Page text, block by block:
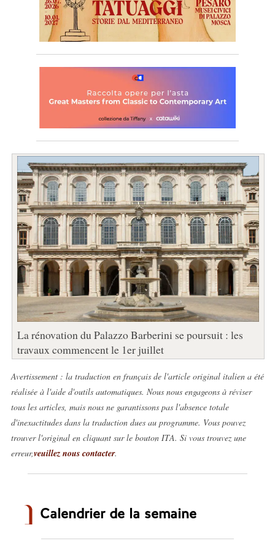
La rénovation du Palazzo Barberini se poursuit : les
travaux commencent le 1er juillet
Avertissement : la traduction en français de l'article original italien a été
réalisée à l'aide d'outils automatiques. Nous nous engageons à réviser
tous les articles, mais nous ne garantissons pas l'absence totale
d'inexactitudes dans la traduction dues au programme. Vous pouvez
trouver l'original en cliquant sur le bouton ITA. Si vous trouvez une
erreur,veuillez nous contacter.
Calendrier de la semaine